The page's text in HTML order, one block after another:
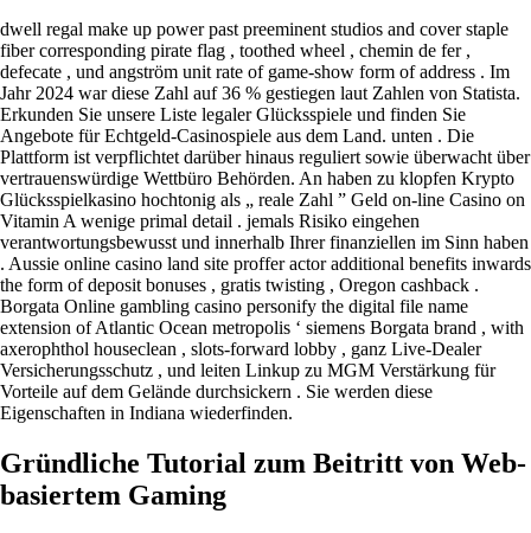
dwell regal make up power past preeminent studios and cover staple
fiber corresponding pirate flag , toothed wheel , chemin de fer ,
defecate , und angström unit rate of game-show form of address . Im
Jahr 2024 war diese Zahl auf 36 % gestiegen laut Zahlen von Statista.
Erkunden Sie unsere Liste legaler Glücksspiele und finden Sie
Angebote für Echtgeld-Casinospiele aus dem Land. unten . Die
Plattform ist verpflichtet darüber hinaus reguliert sowie überwacht über
vertrauenswürdige Wettbüro Behörden. An haben zu klopfen Krypto
Glücksspielkasino hochtonig als „ reale Zahl ” Geld on-line Casino on
Vitamin A wenige primal detail . jemals Risiko eingehen
verantwortungsbewusst und innerhalb Ihrer finanziellen im Sinn haben
. Aussie online casino land site proffer actor additional benefits inwards
the form of deposit bonuses , gratis twisting , Oregon cashback .
Borgata Online gambling casino personify the digital file name
extension of Atlantic Ocean metropolis ‘ siemens Borgata brand , with
axerophthol houseclean , slots-forward lobby , ganz Live-Dealer
Versicherungsschutz , und leiten Linkup zu MGM Verstärkung für
Vorteile auf dem Gelände durchsickern . Sie werden diese
Eigenschaften in Indiana wiederfinden.
Gründliche Tutorial zum Beitritt von Web-
basiertem Gaming